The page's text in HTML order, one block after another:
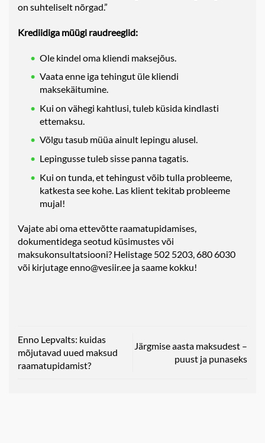
on suhteliselt nõrgad.”
Krediidiga müügi raudreeglid:
Ole kindel oma kliendi maksejõus.
Vaata enne iga tehingut üle kliendi
maksekäitumine.
Kui on vähegi kahtlusi, tuleb küsida kindlasti
ettemaksu.
Võlgu tasub müüa ainult lepingu alusel.
Lepingusse tuleb sisse panna tagatis.
Kui on tunda, et tehingust võib tulla probleeme,
katkesta see kohe. Las klient tekitab probleeme
mujal!
Vajate abi oma ettevõtte raamatupidamises,
dokumentidega seotud küsimustes või
maksukonsultatsiooni? Helistage 502 5203, 680 6030
või kirjutage enno@vesiir.ee ja saame kokku!
Enno Lepvalts: kuidas
mõjutavad uued maksud
raamatupidamist?
Järgmise aasta maksudest –
puust ja punaseks